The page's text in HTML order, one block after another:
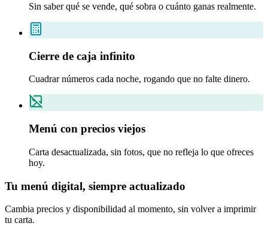
Sin saber qué se vende, qué sobra o cuánto ganas realmente.
Cierre de caja infinito
Cuadrar números cada noche, rogando que no falte dinero.
Menú con precios viejos
Carta desactualizada, sin fotos, que no refleja lo que ofreces
hoy.
Tu menú digital, siempre actualizado
Cambia precios y disponibilidad al momento, sin volver a imprimir
tu carta.